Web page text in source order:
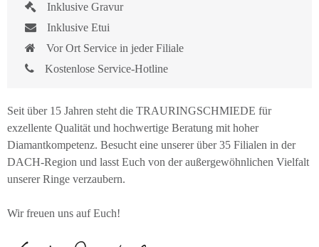
Inklusive Gravur
Inklusive Etui
Vor Ort Service in jeder Filiale
Kostenlose Service-Hotline
Seit über 15 Jahren steht die TRAURINGSCHMIEDE für
exzellente Qualität und hochwertige Beratung mit hoher
Diamantkompetenz. Besucht eine unserer über 35 Filialen in der
DACH-Region und lasst Euch von der außergewöhnlichen Vielfalt
unserer Ringe verzaubern.
Wir freuen uns auf Euch!